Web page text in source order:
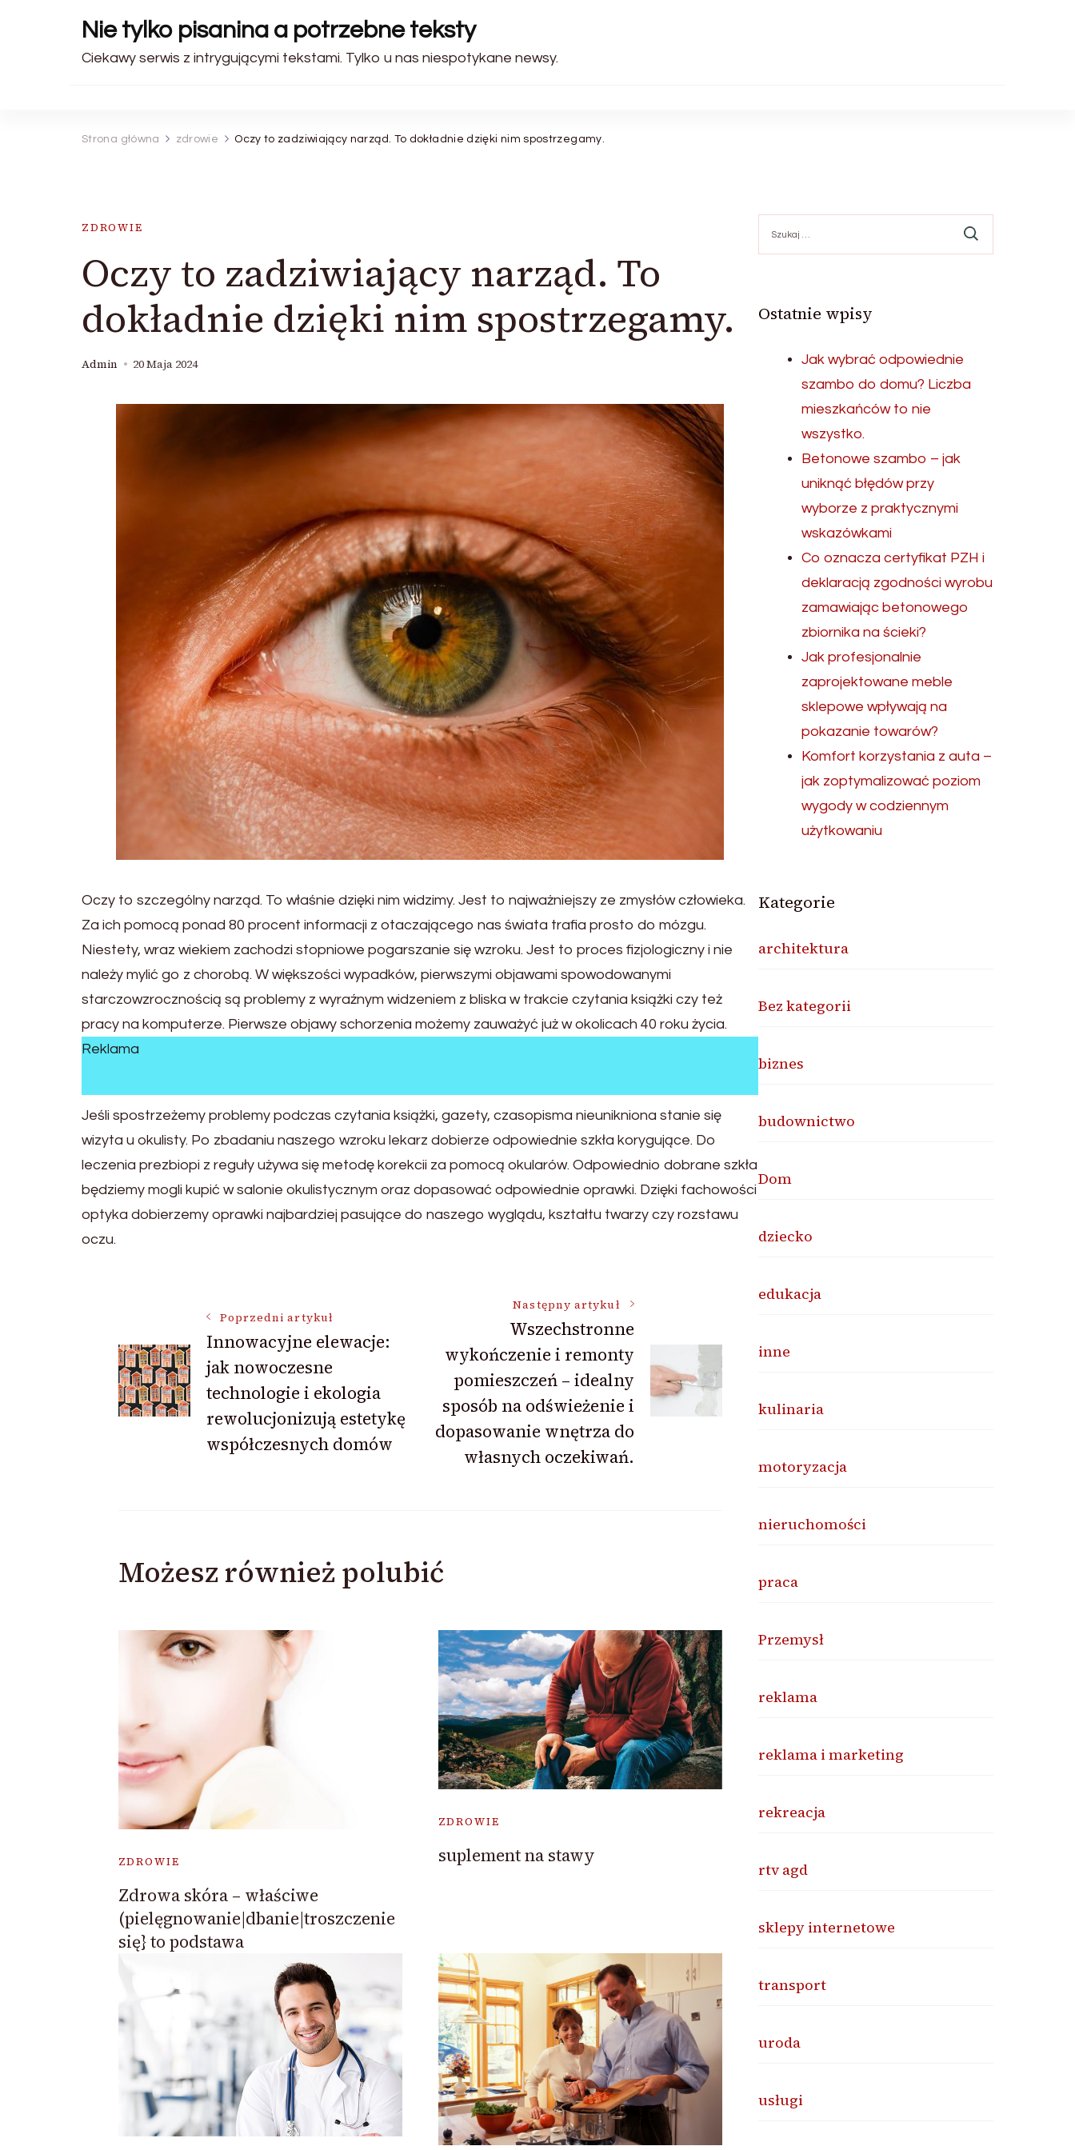
Nie tylko pisanina a potrzebne teksty
Ciekawy serwis z intrygującymi tekstami. Tylko u nas niespotykane newsy.
Strona główna zdrowie Oczy to zadziwiający narząd. To dokładnie dzięki nim spostrzegamy.
ZDROWIE
Oczy to zadziwiający narząd. To
dokładnie dzięki nim spostrzegamy.
Admin 20 Maja 2024
Oczy to szczególny narząd. To właśnie dzięki nim widzimy. Jest to najważniejszy ze zmysłów człowieka.
Za ich pomocą ponad 80 procent informacji z otaczającego nas świata trafia prosto do mózgu.
Niestety, wraz wiekiem zachodzi stopniowe pogarszanie się wzroku. Jest to proces fizjologiczny i nie
należy mylić go z chorobą. W większości wypadków, pierwszymi objawami spowodowanymi
starczowzrocznością są problemy z wyraźnym widzeniem z bliska w trakcie czytania książki czy też
pracy na komputerze. Pierwsze objawy schorzenia możemy zauważyć już w okolicach 40 roku życia.
Reklama
Jeśli spostrzeżemy problemy podczas czytania książki, gazety, czasopisma nieunikniona stanie się
wizyta u okulisty. Po zbadaniu naszego wzroku lekarz dobierze odpowiednie szkła korygujące. Do
leczenia prezbiopi z reguły używa się metodę korekcii za pomocą okularów. Odpowiednio dobrane szkła
będziemy mogli kupić w salonie okulistycznym oraz dopasować odpowiednie oprawki. Dzięki fachowości
optyka dobierzemy oprawki najbardziej pasujące do naszego wyglądu, kształtu twarzy czy rozstawu
oczu.
Nawigacja
wpisu
Poprzedni artykuł
Innowacyjne elewacje:
jak nowoczesne
technologie i ekologia
rewolucjonizują estetykę
współczesnych domów
Następny artykuł
Wszechstronne
wykończenie i remonty
pomieszczeń – idealny
sposób na odświeżenie i
dopasowanie wnętrza do
własnych oczekiwań.
Możesz również polubić
ZDROWIE
Zdrowa skóra – właściwe
(pielęgnowanie|dbanie|troszczenie
się} to podstawa
ZDROWIE
suplement na stawy
Ostatnie wpisy
Jak wybrać odpowiednie
szambo do domu? Liczba
mieszkańców to nie
wszystko.
Betonowe szambo – jak
uniknąć błędów przy
wyborze z praktycznymi
wskazówkami
Co oznacza certyfikat PZH i
deklaracją zgodności wyrobu
zamawiając betonowego
zbiornika na ścieki?
Jak profesjonalnie
zaprojektowane meble
sklepowe wpływają na
pokazanie towarów?
Komfort korzystania z auta –
jak zoptymalizować poziom
wygody w codziennym
użytkowaniu
Kategorie
architektura
Bez kategorii
biznes
budownictwo
Dom
dziecko
edukacja
inne
kulinaria
motoryzacja
nieruchomości
praca
Przemysł
reklama
reklama i marketing
rekreacja
rtv agd
sklepy internetowe
transport
uroda
usługi